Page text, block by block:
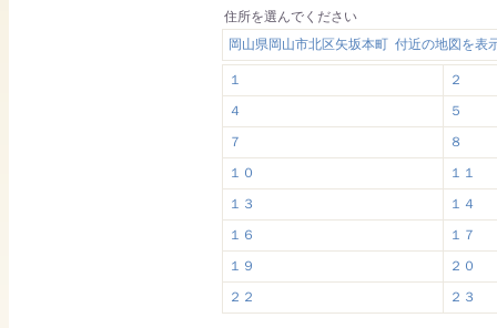
住所を選んでください
岡山県岡山市北区矢坂本町 付近の地図を表
１
２
４
５
７
８
１０
１１
１３
１４
１６
１７
１９
２０
２２
２３